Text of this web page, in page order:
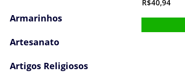
Armarinhos
Artesanato
Artigos Religiosos
R$40,94